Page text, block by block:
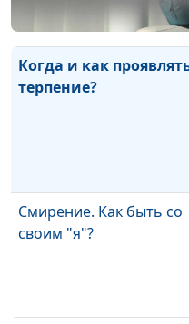
Когда и как
терпение?
Смирение. Как быть со
своим "я"?